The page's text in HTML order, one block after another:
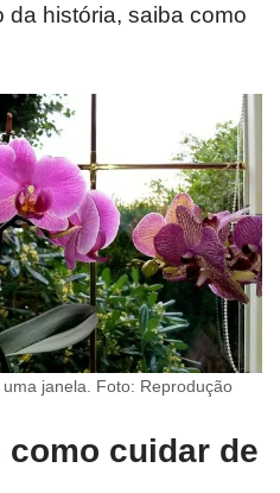
história, saiba como
janela. Foto: Reprodução
como cuidar de